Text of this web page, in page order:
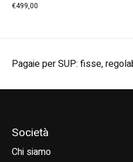
€499,00
Pagaie per SUP: fisse,
Società
Chi siamo